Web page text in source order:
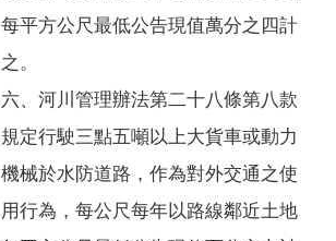
每平方公尺最低公告現值萬分之四計
之。
六、河川管理辦法第二十八條第八款
規定行駛三點五噸以上大貨車或動力
機械於水防道路，作為對外交通之使
用行為，每公尺每年以路線鄰近土地